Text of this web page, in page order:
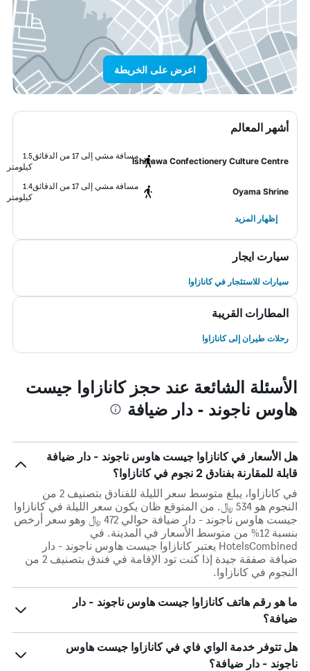
اعرض على الخريطة
أشهر المعالم
Ishikawa Confectionery Culture Centre
مسافة مشي إلى 17 من الدقائق
1.5
كيلومتر
Oyama Shrine
مسافة مشي إلى 17 من الدقائق
1.4
كيلومتر
إظهار المزيد
سيارت ايجار
سيارات للاستئجار في كانازاوا
المطارات القريبة
رحلات طيران إلى كانازاوا
الأسئلة الشائعة عند حجز كانازاوا جيست
هاوس ناجوند - دار ضيافة
هل الأسعار في كانازاوا جيست هاوس ناجوند - دار ضيافة
قابلة للمقارنة بفنادق 2 نجوم في كانازاوا؟
في كانازاوا، يبلغ متوسط ​​سعر الليلة للفنادق بتصنيف 2 من
النجوم هو 534 ﷼. من المتوقع ظان يكون سعر الليلة في كانازاوا
جيست هاوس ناجوند - دار ضيافة حوالي 472 ﷼ وهو سعر أرخص
بنسبة 12% من متوسط الأسعار في المدينة. في
HotelsCombined يعتبر كانازاوا جيست هاوس ناجوند - دار
ضيافة صفقة جيدة إذا كنت تود الإقامة في فندق بتصنيف 2 من
النجوم في كانازاوا.
ما هو رقم هاتف كانازاوا جيست هاوس ناجوند - دار
ضيافة؟
هل تتوفر خدمة الواي فاي في كانازاوا جيست هاوس
ناجوند - دار ضيافة؟